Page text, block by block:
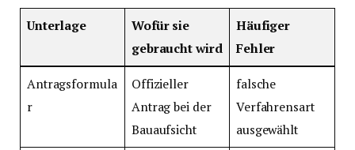
Unterlage
Wofür sie
gebraucht wird
Häufiger
Fehler
Antragsformula
r
Offizieller
Antrag bei der
Bauaufsicht
falsche
Verfahrensart
ausgewählt